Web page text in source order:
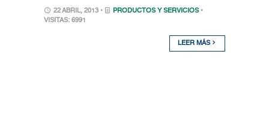
22 ABRIL, 2013 • PRODUCTOS Y SERVICIOS •
VISITAS: 6991
LEER MÁS